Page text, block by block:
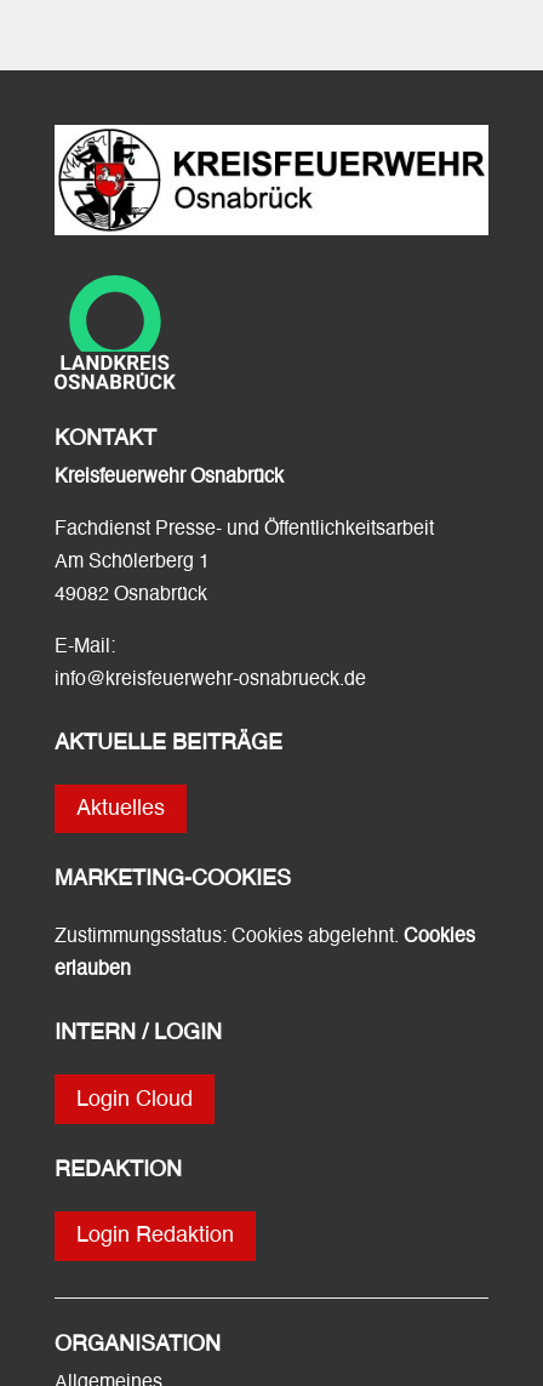
KONTAKT
Kreisfeuerwehr Osnabrück
Fachdienst Presse- und Öffentlichkeitsarbeit
Am Schölerberg 1
49082 Osnabrück
E-Mail:
info@kreisfeuerwehr-osnabrueck.de
AKTUELLE BEITRÄGE
Aktuelles
MARKETING-COOKIES
Zustimmungsstatus: Cookies abgelehnt. Cookies
erlauben
INTERN / LOGIN
Login Cloud
REDAKTION
Login Redaktion
ORGANISATION